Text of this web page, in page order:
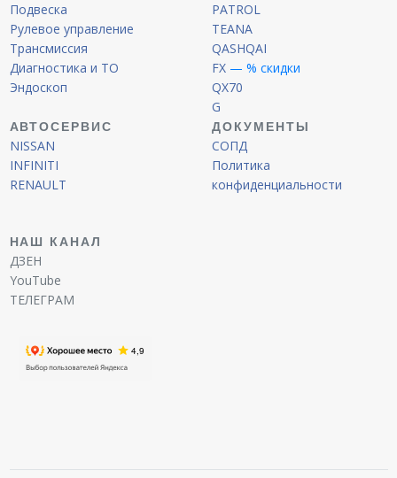
Подвеска
Рулевое управление
Трансмиссия
Диагностика и ТО
Эндоскоп
PATROL
TEANA
QASHQAI
FX — % скидки
QX70
G
АВТОСЕРВИС
NISSAN
INFINITI
RENAULT
ДОКУМЕНТЫ
СОПД
Политика
конфиденциальности
НАШ КАНАЛ
ДЗЕН
YouTube
ТЕЛЕГРАМ